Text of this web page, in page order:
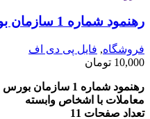
رهنمود شماره 1 سازمان بورس و اوراق بهادار
فروشگاه, فایل پی دی اف
10,000 تومان
رهنمود شماره 1 سازمان بورس و اوراق بهادار
معاملات با اشخاص وابسته
تعداد صفحات 11